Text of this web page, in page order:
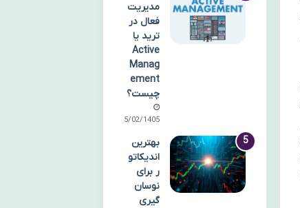
مدیریت
فعال در
ترید یا
Active
Manag
ement
چیست؟
15/02/1405
بهترین
اندیکاتو
ر برای
نوسان
گیری